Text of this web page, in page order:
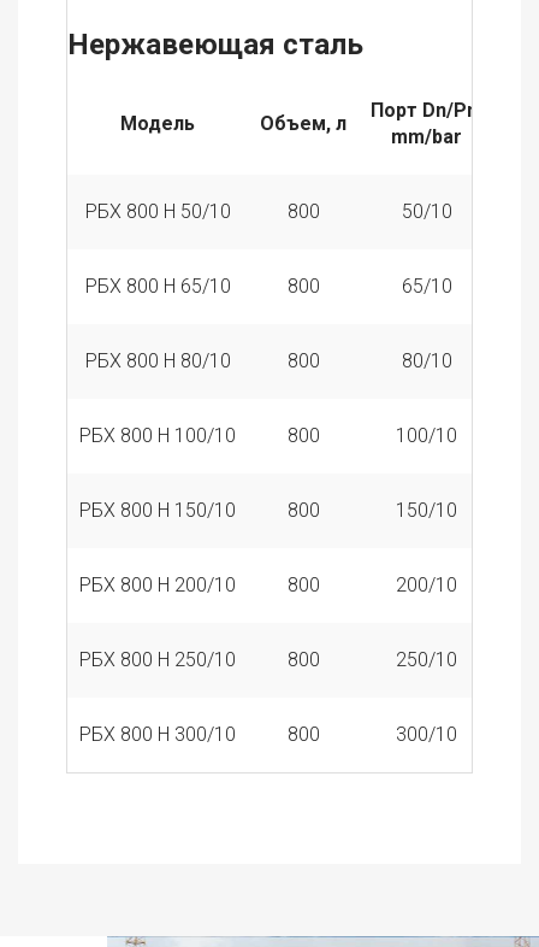
Нержавеющая сталь
Модель Объем, л
Порт Dn/Pn,
mm/bar
РБХ 800 Н 50/10 800 50/10
РБХ 800 Н 65/10 800 65/10
РБХ 800 Н 80/10 800 80/10
РБХ 800 Н 100/10 800 100/10
РБХ 800 Н 150/10 800 150/10
РБХ 800 Н 200/10 800 200/10
РБХ 800 Н 250/10 800 250/10
РБХ 800 Н 300/10 800 300/10